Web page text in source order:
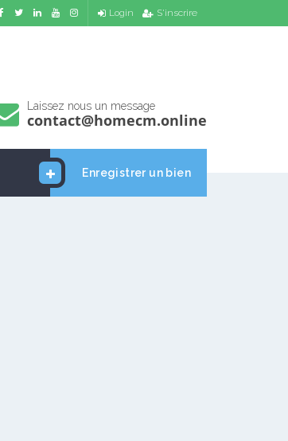
Login S'inscrire
Laissez nous un message
contact@homecm.online
Enregistrer un bien